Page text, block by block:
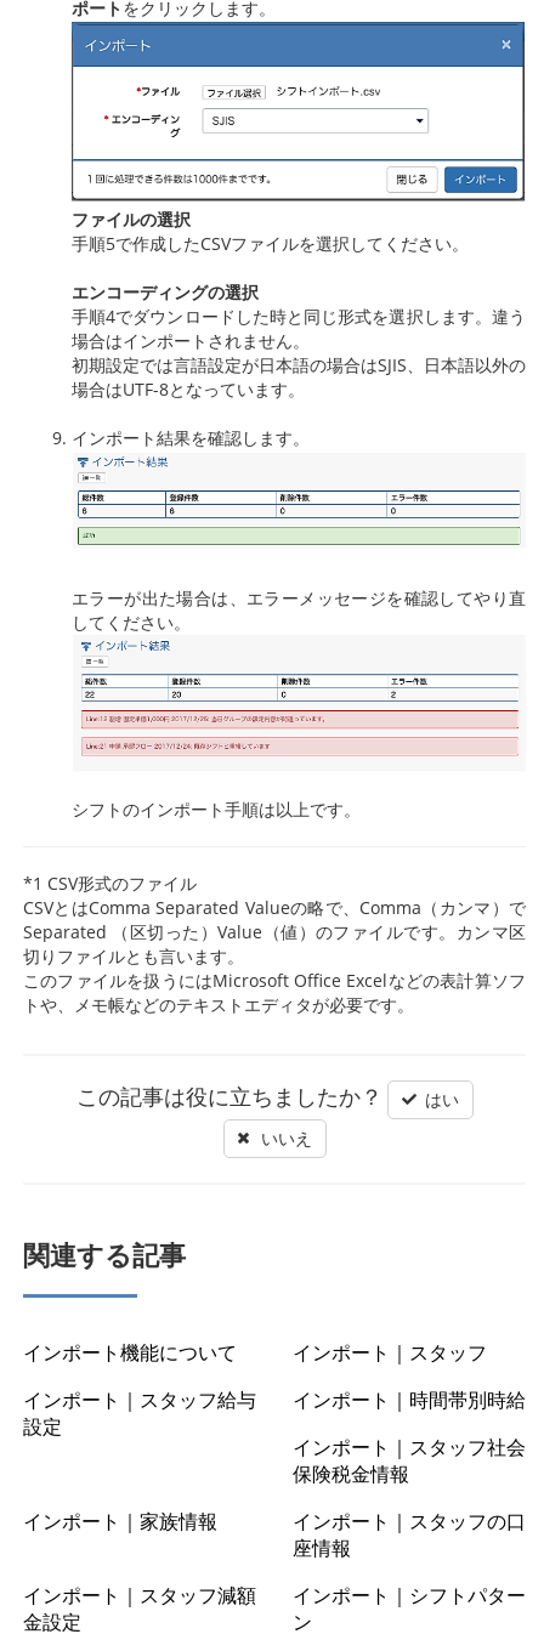
ポートをクリックします。
ファイルの選択
手順5で作成したCSVファイルを選択してください。
エンコーディングの選択
手順4でダウンロードした時と同じ形式を選択します。違う
場合はインポートされません。
初期設定では言語設定が日本語の場合はSJIS、日本語以外の
場合はUTF-8となっています。
インポート結果を確認します。
エラーが出た場合は、エラーメッセージを確認してやり直
してください。
シフトのインポート手順は以上です。
*1 CSV形式のファイル
CSVとはComma Separated Valueの略で、Comma（カンマ）で
Separated （区切った）Value（値）のファイルです。カンマ区
切りファイルとも言います。
このファイルを扱うにはMicrosoft Office Excelなどの表計算ソフ
トや、メモ帳などのテキストエディタが必要です。
この記事は役に立ちましたか？
はい
いいえ
関連する記事
インポート機能について
インポート｜スタッフ
インポート｜スタッフ給与
設定
インポート｜時間帯別時給
インポート｜スタッフ社会
保険税金情報
インポート｜家族情報
インポート｜スタッフの口
座情報
インポート｜スタッフ減額
金設定
インポート｜シフトパター
ン